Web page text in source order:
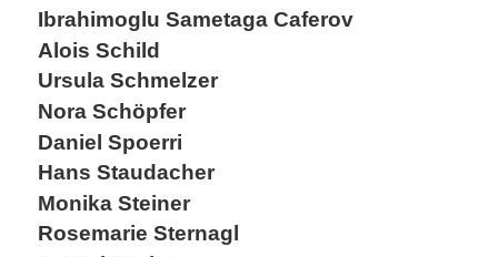
Ibrahimoglu Sametaga Caferov
Alois Schild
Ursula Schmelzer
Nora Schöpfer
Daniel Spoerri
Hans Staudacher
Monika Steiner
Rosemarie Sternagl